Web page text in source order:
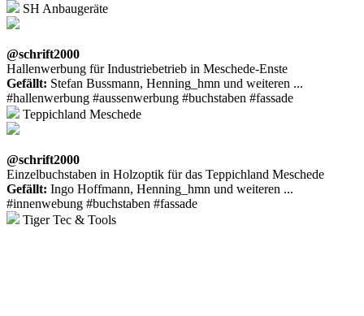
SH Anbaugeräte
@schrift2000
Hallenwerbung für Industriebetrieb in Meschede-Enste
Gefällt: Stefan Bussmann, Henning_hmn und weiteren ...
#hallenwerbung #aussenwerbung #buchstaben #fassade
Teppichland Meschede
@schrift2000
Einzelbuchstaben in Holzoptik für das Teppichland Meschede
Gefällt: Ingo Hoffmann, Henning_hmn und weiteren ...
#innenwebung #buchstaben #fassade
Tiger Tec & Tools